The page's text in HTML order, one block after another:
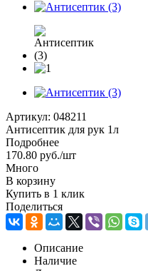
Артикул: 048211
Антисептик для рук 1л
Подробнее
170.80 руб./шт
Много
В корзину
Купить в 1 клик
Поделиться
Описание
Наличие